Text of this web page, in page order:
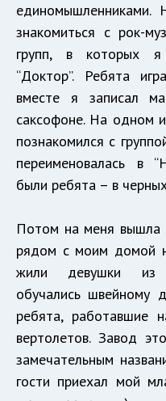
знакомиться с рок-
групп, в которых я
“Доктор”. Ребята
вместе я записал
саксофоне. На одном
познакомился с
переименовалась в
были ребята – в
Потом на меня вышла
рядом с моим домой
жили девушки из
обучались швейному
ребята, работавшие
вертолетов. Завод
замечательным
гости приехал мой